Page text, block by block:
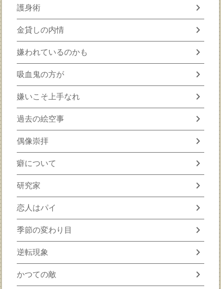
護身術 chevron_right
金貸しの内情 chevron_right
嫌われているのかも chevron_right
吸血鬼の方が chevron_right
嫌いこそ上手なれ chevron_right
過去の絵空事 chevron_right
偶像崇拝 chevron_right
癖について chevron_right
研究家 chevron_right
恋人はパイ chevron_right
季節の変わり目 chevron_right
逆転現象 chevron_right
かつての敵 chevron_right